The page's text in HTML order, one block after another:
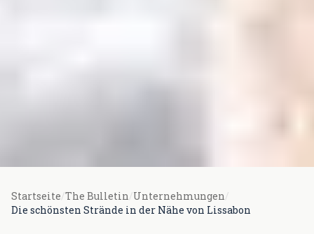
Startseite/The Bulletin/Unternehmungen/
Die schönsten Strände in der Nähe von Lissabon